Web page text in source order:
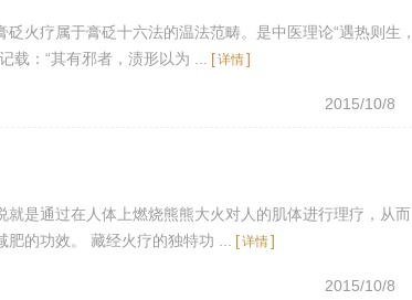
火疗属于膏砭十六法的温法范畴。是中医理论“遇热则生，
载：“其有邪者，渍形以为 ...
[详情]
2015/10/8
就是通过在人体上燃烧熊熊大火对人的肌体进行理疗，从而
的功效。 藏经火疗的独特功 ...
[详情]
2015/10/8